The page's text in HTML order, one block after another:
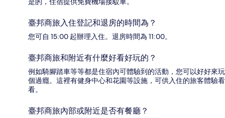
臺邦商旅入住登記和退房的時間為？
您可自 15:00 起辦理入住。退房時間為 11:00。
臺邦商旅和附近有什麼好看好玩的？
例如騎腳踏車等等都是住宿內可體驗到的活動，您可以好好來玩
個過癮。這裡有健身中心和花園等設施，可供入住的旅客體驗看
看。
臺邦商旅內部或附近是否有餐廳？